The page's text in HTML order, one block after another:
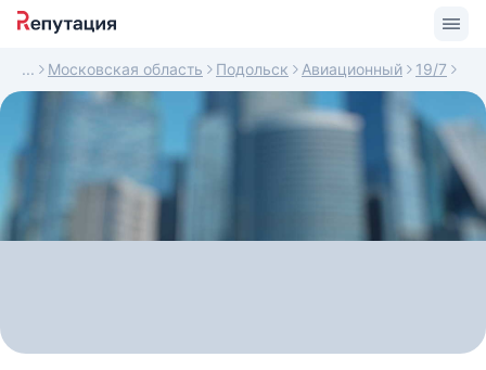
Московская область Подольск Авиационный 19/7